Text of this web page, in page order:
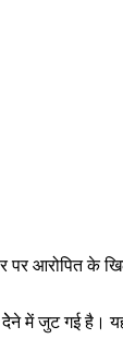
पर आरोपित के
में जुट गई है।